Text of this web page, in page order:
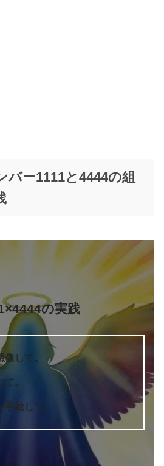
バー1111と4444の組
の実践
して。
。
放して。